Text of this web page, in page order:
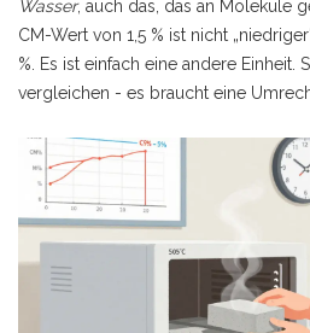
Wasser, auch das, das an Moleküle
CM-Wert von 1,5 % ist nicht
%. Es ist einfach eine andere Einheit.
vergleichen - es braucht eine